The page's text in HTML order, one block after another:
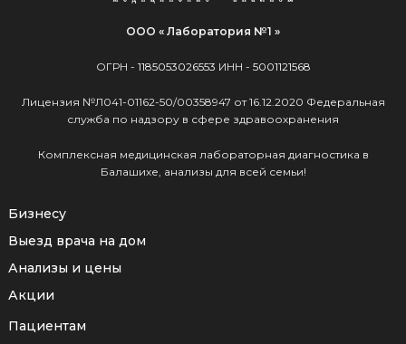
ООО « Лаборатория №1 »
ОГРН - 1185053026553 ИНН - 5001121568
Лицензия №Л041-01162-50/00358947 от 16.12.2020 Федеральная
служба по надзору в сфере здравоохранения
Комплексная медицинская лабораторная диагностика в
Балашихе, анализы для всей семьи!
Бизнесу
Выезд врача на дом
Анализы и цены
Акции
Пациентам